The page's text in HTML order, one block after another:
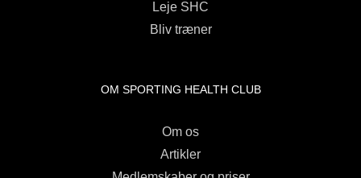
Leje SHC
Bliv træner
OM SPORTING HEALTH CLUB
Om os
Artikler